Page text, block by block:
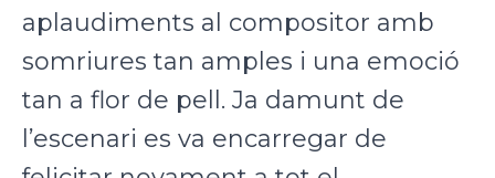
aplaudiments al compositor amb
somriures tan amples i una emoció
tan a flor de pell. Ja damunt de
l’escenari es va encarregar de